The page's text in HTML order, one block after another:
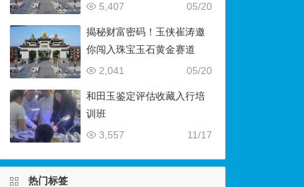
05/20
5,407
揭秘财富密码！玉侠崔涛邀
你闯入珠宝玉石黄金赛道
05/20
2,041
和田玉鉴定评估收藏入行培
训班
11/17
3,557
热门标签